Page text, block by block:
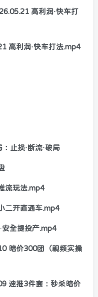
高利润·快车打
高利润·快车打法.mp4
止损·断流·破局
流玩法.mp4
二开直通车.mp4
全提投产.mp4
暗价300团（视频实操
速推3件套：秒杀暗价